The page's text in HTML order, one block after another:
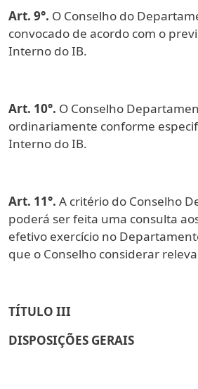
Art. 9°. O Conselho do
convocado de acordo com o
Interno do IB.
Art. 10°. O Conselho
ordinariamente conforme
Interno do IB.
Art. 11°. A critério do Conselho
poderá ser feita uma consulta
efetivo exercício no
que o Conselho considerar
TÍTULO III
DISPOSIÇÕES GERAIS